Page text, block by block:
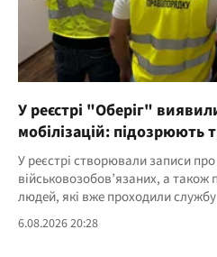
У реєстрі "Оберіг"
мобілізацій: підозрюють
У реєстрі створювали записи
військовозобов’язаних, а
людей, які вже проходили службу
6.08.2026 20:28